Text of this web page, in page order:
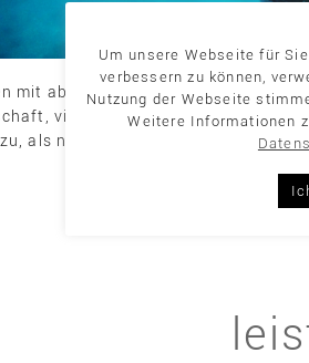
mit abgeschnittenen Haaren
viel Fett aufzusaugen und
als natürliches Reinigungsmittel
Um unsere Webseite für
verbessern zu können,
Nutzung der Webseite
Weitere Informationen